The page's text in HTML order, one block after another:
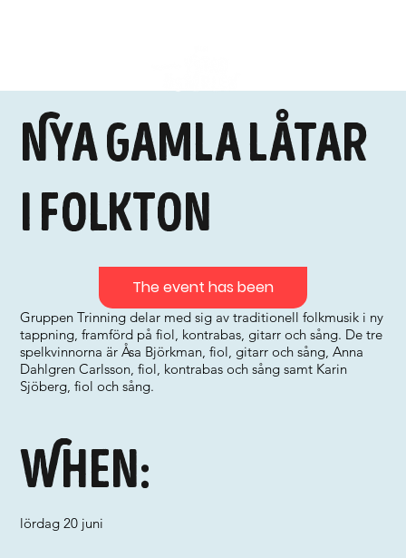
Nya gamla låtar
i folkton
Gruppen Trinning delar med sig av traditionell folkmusik i ny
tappning, framförd på fiol, kontrabas, gitarr och sång. De tre
spelkvinnorna är Åsa Björkman, fiol, gitarr och sång, Anna
Dahlgren Carlsson, fiol, kontrabas och sång samt Karin
Sjöberg, fiol och sång.
When:
lördag 20 juni
The event has been